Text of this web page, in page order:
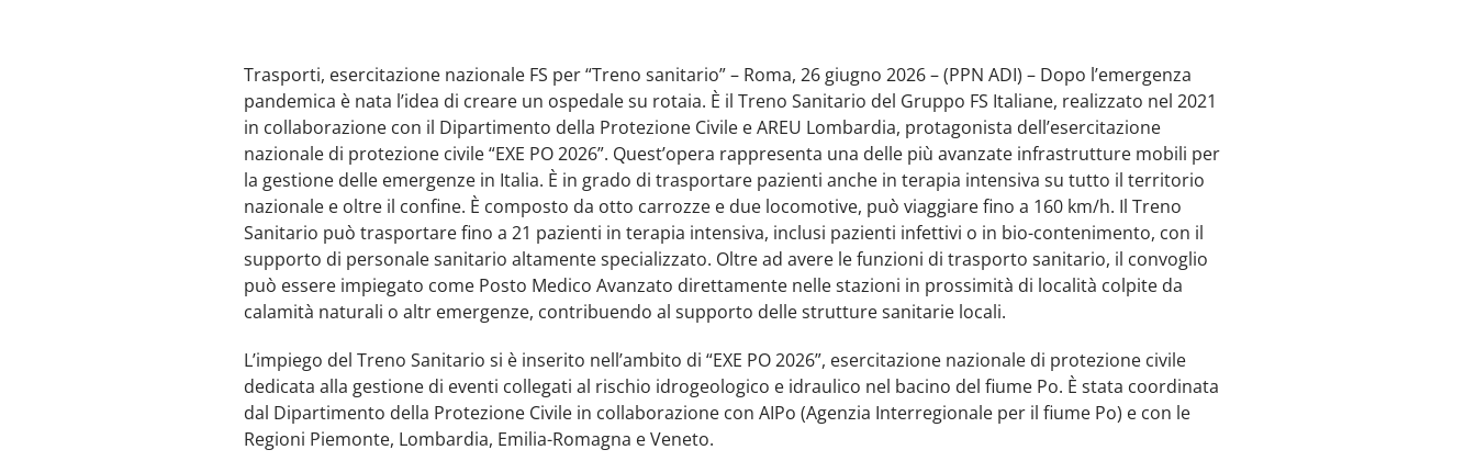
Trasporti, esercitazione nazionale FS per “Treno sanitario” – Roma, 26 giugno 2026 – (PPN ADI) – Dopo l’emergenza
pandemica è nata l’idea di creare un ospedale su rotaia. È il Treno Sanitario del Gruppo FS Italiane, realizzato nel 2021
in collaborazione con il Dipartimento della Protezione Civile e AREU Lombardia, protagonista dell’esercitazione
nazionale di protezione civile “EXE PO 2026”. Quest’opera rappresenta una delle più avanzate infrastrutture mobili per
la gestione delle emergenze in Italia. È in grado di trasportare pazienti anche in terapia intensiva su tutto il territorio
nazionale e oltre il confine. È composto da otto carrozze e due locomotive, può viaggiare fino a 160 km/h. Il Treno
Sanitario può trasportare fino a 21 pazienti in terapia intensiva, inclusi pazienti infettivi o in bio-contenimento, con il
supporto di personale sanitario altamente specializzato. Oltre ad avere le funzioni di trasporto sanitario, il convoglio
può essere impiegato come Posto Medico Avanzato direttamente nelle stazioni in prossimità di località colpite da
calamità naturali o altr emergenze, contribuendo al supporto delle strutture sanitarie locali.
L’impiego del Treno Sanitario si è inserito nell’ambito di “EXE PO 2026”, esercitazione nazionale di protezione civile
dedicata alla gestione di eventi collegati al rischio idrogeologico e idraulico nel bacino del fiume Po. È stata coordinata
dal Dipartimento della Protezione Civile in collaborazione con AIPo (Agenzia Interregionale per il fiume Po) e con le
Regioni Piemonte, Lombardia, Emilia-Romagna e Veneto.